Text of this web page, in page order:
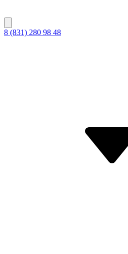
8 (831) 280 98 48